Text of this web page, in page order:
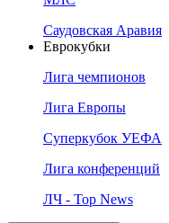
Саудовская Аравия
Еврокубки
Лига чемпионов
Лига Европы
Суперкубок УЕФА
Лига конференций
ЛЧ - Top News